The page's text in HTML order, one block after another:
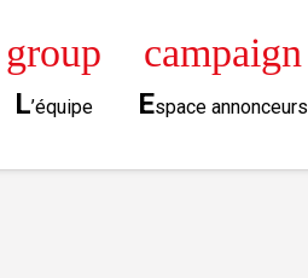
group
L’équipe
campaign
Espace annonceurs